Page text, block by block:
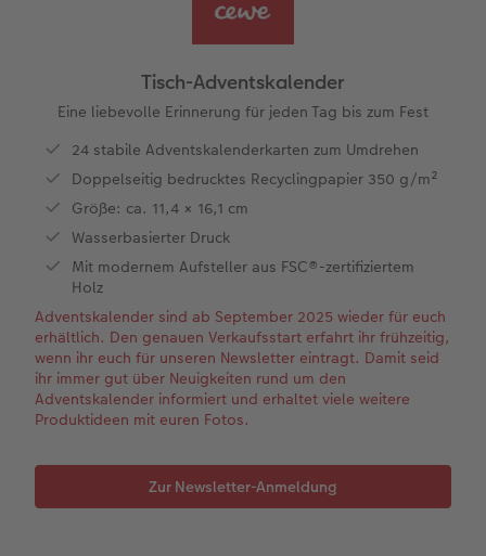
Jahrbuch gestalten
Panoramaseite
Designvorlagen
Foto-Kochbuch
Kundenbeispiele
Webinare
CEWE myPhotos
Gestaltungsideen
Dankeskarten Kommunion
Urlaubsgrüße
Papierqualitäten
Klappkarten
Fotokarten
Postkarten
Karte mit Einsteckfoto
Einzelkarten
Wandkalender mit Design
Kalender-Kundenbeispiele
Extras
CEWE myPhotos
Max Case
PopGrip
CEWE myPhotos
Neuheiten
Gestaltungsideen
Hochzeit
Familie
Fotowettbewerbe
Faszination Fotografie
Neuheiten
Tisch-Adventskalender
Eine liebevolle Erinnerung für jeden Tag bis zum Fest
24 stabile Adventskalenderkarten zum Umdrehen
Doppelseitig bedrucktes Recyclingpapier 350 g/m²
Größe: ca. 11,4 × 16,1 cm
Wasserbasierter Druck
Mit modernem Aufsteller aus FSC®-zertifiziertem
Holz
Adventskalender sind ab September 2025 wieder für euch
erhältlich. Den genauen Verkaufsstart erfahrt ihr frühzeitig,
wenn ihr euch für unseren Newsletter eintragt. Damit seid
ihr immer gut über Neuigkeiten rund um den
Adventskalender informiert und erhaltet viele weitere
Produktideen mit euren Fotos.
Zur Newsletter-Anmeldung